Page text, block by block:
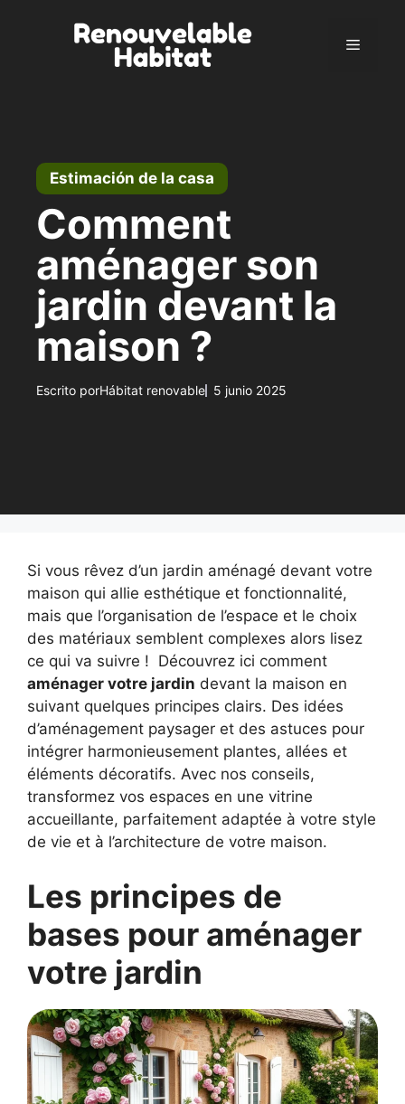
Menú
Estimación de la casa
Comment
aménager son
jardin devant la
maison​ ?
Escrito porHábitat renovable 5 junio 2025
Si vous rêvez d’un jardin aménagé devant votre
maison qui allie esthétique et fonctionnalité,
mais que l’organisation de l’espace et le choix
des matériaux semblent complexes alors lisez
ce qui va suivre ! Découvrez ici comment
aménager votre jardin devant la maison en
suivant quelques principes clairs. Des idées
d’aménagement paysager et des astuces pour
intégrer harmonieusement plantes, allées et
éléments décoratifs. Avec nos conseils,
transformez vos espaces en une vitrine
accueillante, parfaitement adaptée à votre style
de vie et à l’architecture de votre maison.
Les principes de
bases pour aménager
votre jardin